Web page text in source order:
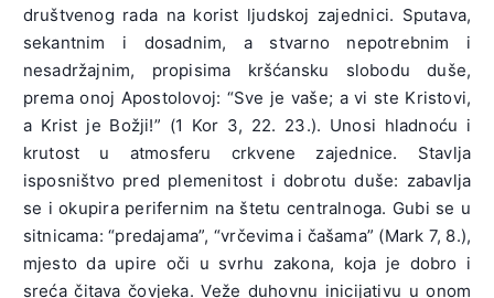
društvenog rada na korist ljudskoj zajednici. Sputava,
sekantnim i dosadnim, a stvarno nepotrebnim i
nesadržajnim, propisima kršćansku slobodu duše,
prema onoj Apostolovoj: “Sve je vaše; a vi ste Kristovi,
a Krist je Božji!” (1 Kor 3, 22. 23.). Unosi hladnoću i
krutost u atmosferu crkvene zajednice. Stavlja
isposništvo pred plemenitost i dobrotu duše: zabavlja
se i okupira perifernim na štetu centralnoga. Gubi se u
sitnicama: “predajama”, “vrčevima i čašama” (Mark 7, 8.),
mjesto da upire oči u svrhu zakona, koja je dobro i
sreća čitava čovjeka. Veže duhovnu inicijativu u onom